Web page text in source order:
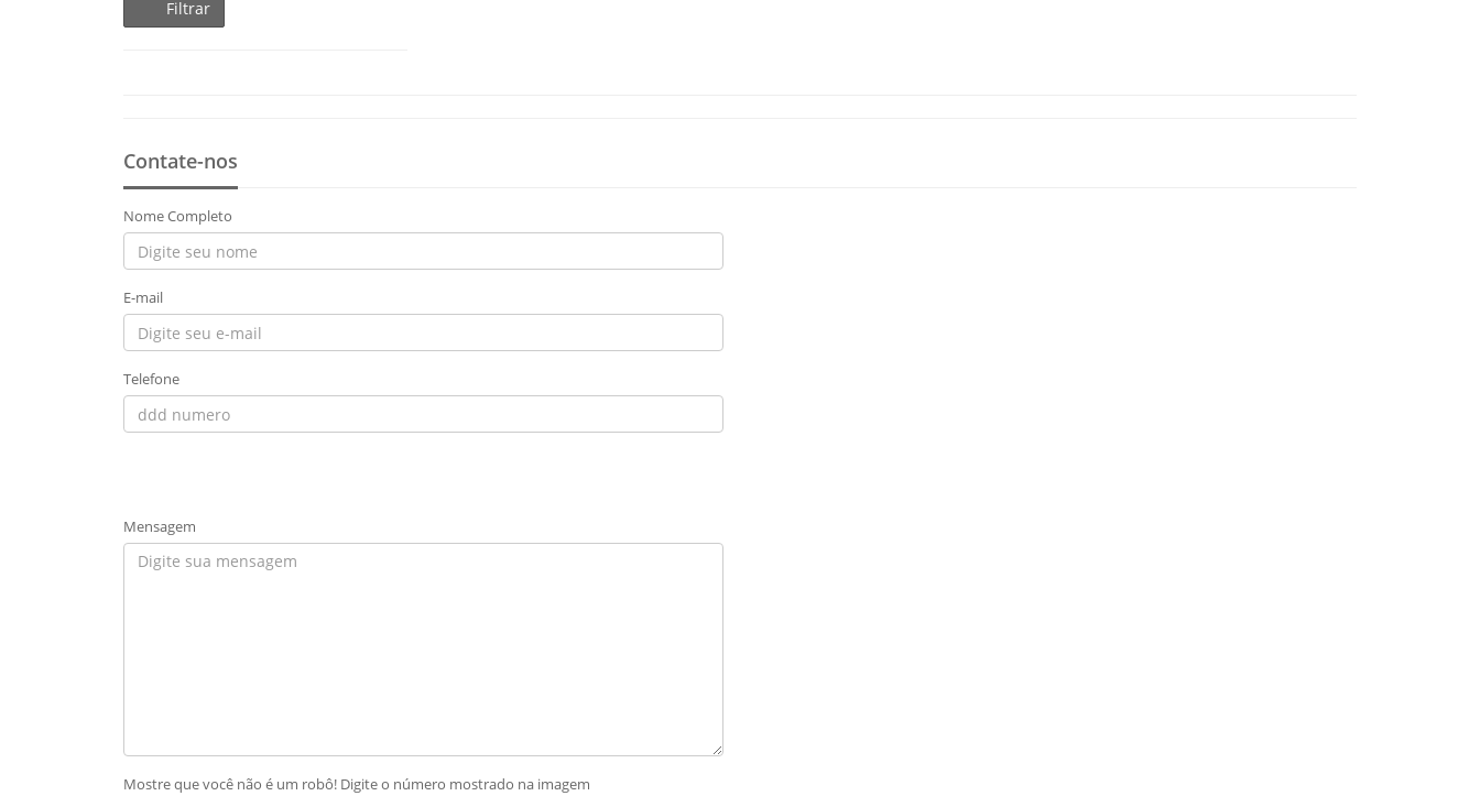
Filtrar
Contate-nos
Nome Completo
E-mail
Telefone
Mensagem
Mostre que você não é um robô! Digite o número mostrado na imagem